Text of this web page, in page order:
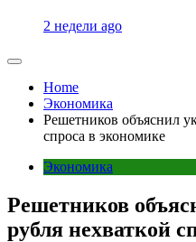
2 недели ago
Home
Экономика
Решетников объяснил
спроса в экономике
Экономика
Решетников
рубля нехваткой